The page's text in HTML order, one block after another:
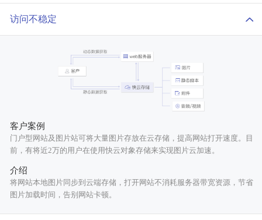
访问不稳定
客户案例
门户型网站及图片站可将大量图片存放在云存储，提高网站打开速度。目
前，有将近2万的用户在使用快云对象存储来实现图片云加速。
介绍
将网站本地图片同步到云端存储，打开网站不消耗服务器带宽资源，节省
图片加载时间，告别网站卡顿。